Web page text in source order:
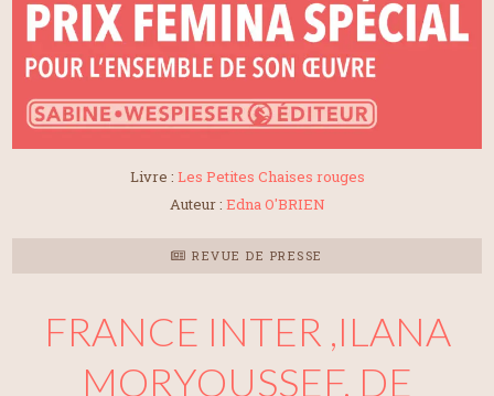
Livre : Les Petites Chaises rouges
Auteur : Edna O'BRIEN
REVUE DE PRESSE
FRANCE INTER ,ILANA
MORYOUSSEF, DE